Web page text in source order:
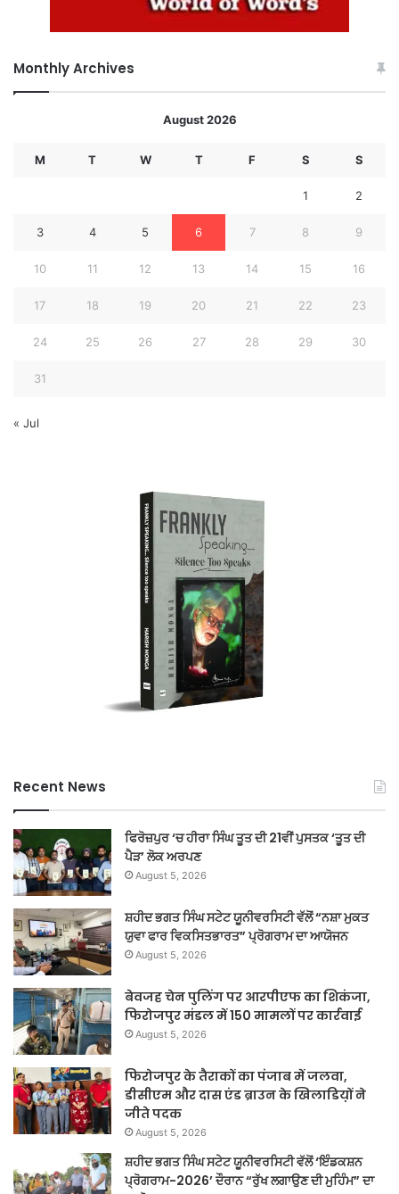
Monthly Archives
August 2026
M T W T F S S
1 2
3 4 5 6 7 8 9
10 11 12 13 14 15 16
17 18 19 20 21 22 23
24 25 26 27 28 29 30
31
« Jul
Recent News
ਫਿਰੋਜ਼ਪੁਰ ‘ਚ ਹੀਰਾ ਸਿੰਘ ਤੂਤ ਦੀ 21ਵੀਂ ਪੁਸਤਕ ‘ਤੂਤ ਦੀ
ਪੈੜ’ ਲੋਕ ਅਰਪਣ
August 5, 2026
ਸ਼ਹੀਦ ਭਗਤ ਸਿੰਘ ਸਟੇਟ ਯੂਨੀਵਰਸਿਟੀ ਵੱਲੋਂ “ਨਸ਼ਾ ਮੁਕਤ
ਯੁਵਾ ਫਾਰ ਵਿਕਸਿਤਭਾਰਤ” ਪ੍ਰੋਗਰਾਮ ਦਾ ਆਯੋਜਨ
August 5, 2026
बेवजह चेन पुलिंग पर आरपीएफ का शिकंजा,
फिरोजपुर मंडल में 150 मामलों पर कार्रवाई
August 5, 2026
फिरोजपुर के तैराकों का पंजाब में जलवा,
डीसीएम और दास एंड ब्राउन के खिलाडिय़ों ने
जीते पदक
August 5, 2026
ਸ਼ਹੀਦ ਭਗਤ ਸਿੰਘ ਸਟੇਟ ਯੂਨੀਵਰਸਿਟੀ ਵੱਲੋਂ ‘ਇੰਡਕਸ਼ਨ
ਪ੍ਰੋਗਰਾਮ-2026’ ਦੌਰਾਨ “ਰੁੱਖ ਲਗਾਉਣ ਦੀ ਮੁਹਿੰਮ” ਦਾ